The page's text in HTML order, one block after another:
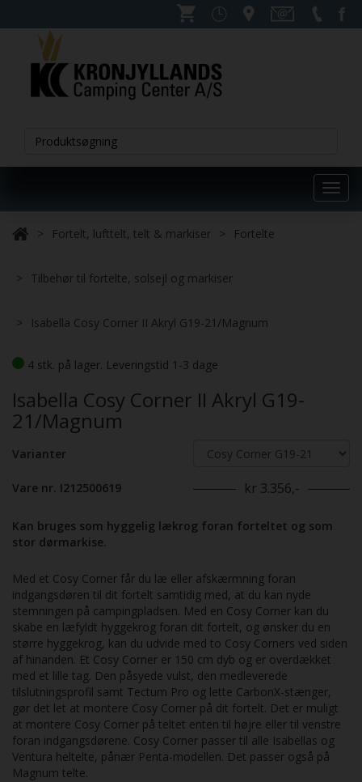
Fortelt, lufttelt, telt & markiser Fortelte
Tilbehør til fortelte, solsejl og markiser
Isabella Cosy Corner II Akryl G19-21/Magnum
4 stk. på lager. Leveringstid 1-3 dage
Isabella Cosy Corner II Akryl G19-
21/Magnum
Varianter
Vare nr. I212500619 kr 3.356,-
Kan bruges som hyggelig lækrog foran forteltet og som
stor dørmarkise.
Med et Cosy Corner får du læ eller afskærmning foran
indgangsdøren til dit fortelt samtidig med, at du kan nyde
stemningen på campingpladsen. Med en Cosy Corner kan du
skabe en læfyldt hyggekrog foran dit fortelt, og ønsker du en
større hyggekrog, kan du udvide med to Cosy Corners ved siden
af hinanden. Et Cosy Corner er 150 cm dyb og er overdækket
med et lille tag. Den påsyede vulst, den medleverede
tilslutningsprofil samt Tectum Pro og lette CarbonX-stænger,
gør det let at montere Cosy Corner på dit fortelt. Det er muligt
at montere Cosy Corner på teltet enten til højre eller til venstre
foran indgangsdørene. Cosy Corner passer til alle Isabellas og
Ventura heltelte, pånær Penta-modellen. Det passer også på
Magnum telte.